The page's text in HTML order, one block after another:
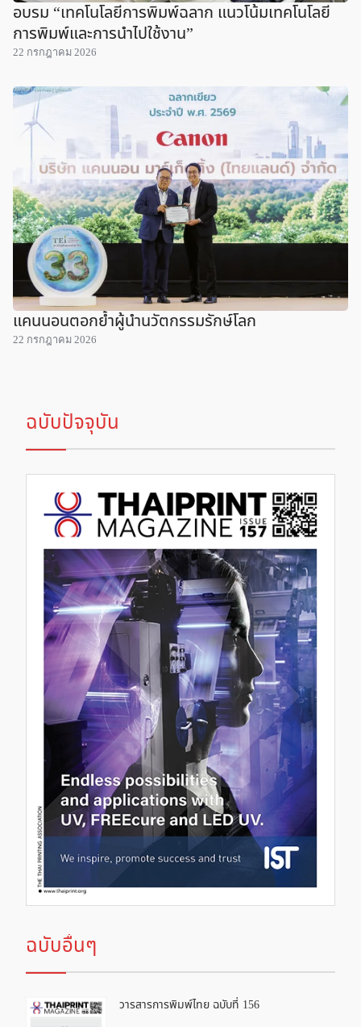
อบรม “เทคโนโลยีการพิมพ์ฉลาก แนวโน้มเทคโนโลยี
การพิมพ์และการนำไปใช้งาน”
22 กรกฎาคม 2026
แคนนอนตอกย้ำผู้นำนวัตกรรมรักษ์โลก
22 กรกฎาคม 2026
ฉบับปัจจุบัน
ฉบับอื่นๆ
วารสารการพิมพ์ไทย ฉบับที่ 156